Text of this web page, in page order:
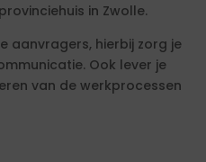
in Zwolle.
aanvragers, hierbij zorg je
Ook lever je
van de werkprocessen